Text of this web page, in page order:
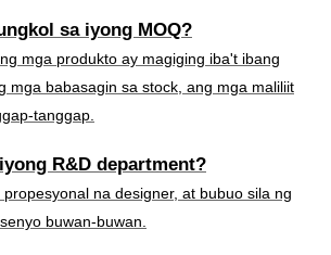
sa iyong MOQ?
mga produkto ay magiging iba't ibang
mga babasagin sa stock, ang mga maliliit
tanggap.
R&D department?
na designer, at bubuo sila ng
buwan-buwan.